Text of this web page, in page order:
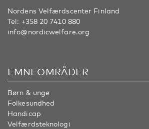
Nordens Velfærdscenter Finland
Tel: +358 20 7410 880
info@nordicwelfare.org
EMNEOMRÅDER
Børn & unge
Folkesundhed
Handicap
Velfærdsteknologi